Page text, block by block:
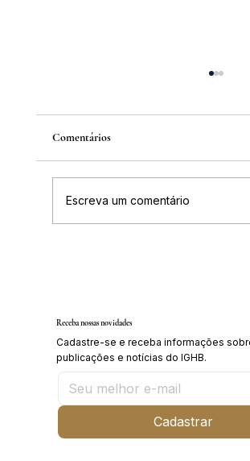
Comentários
Escreva um comentário
Receba nossas novidades
Cadastre-se e receba informações
publicações e notícias do IGHB.
Cadastrar